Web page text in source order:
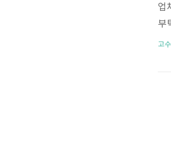
업
부
직
고